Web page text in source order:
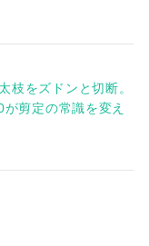
枝をズドンと切断。
剪定の常識を変え